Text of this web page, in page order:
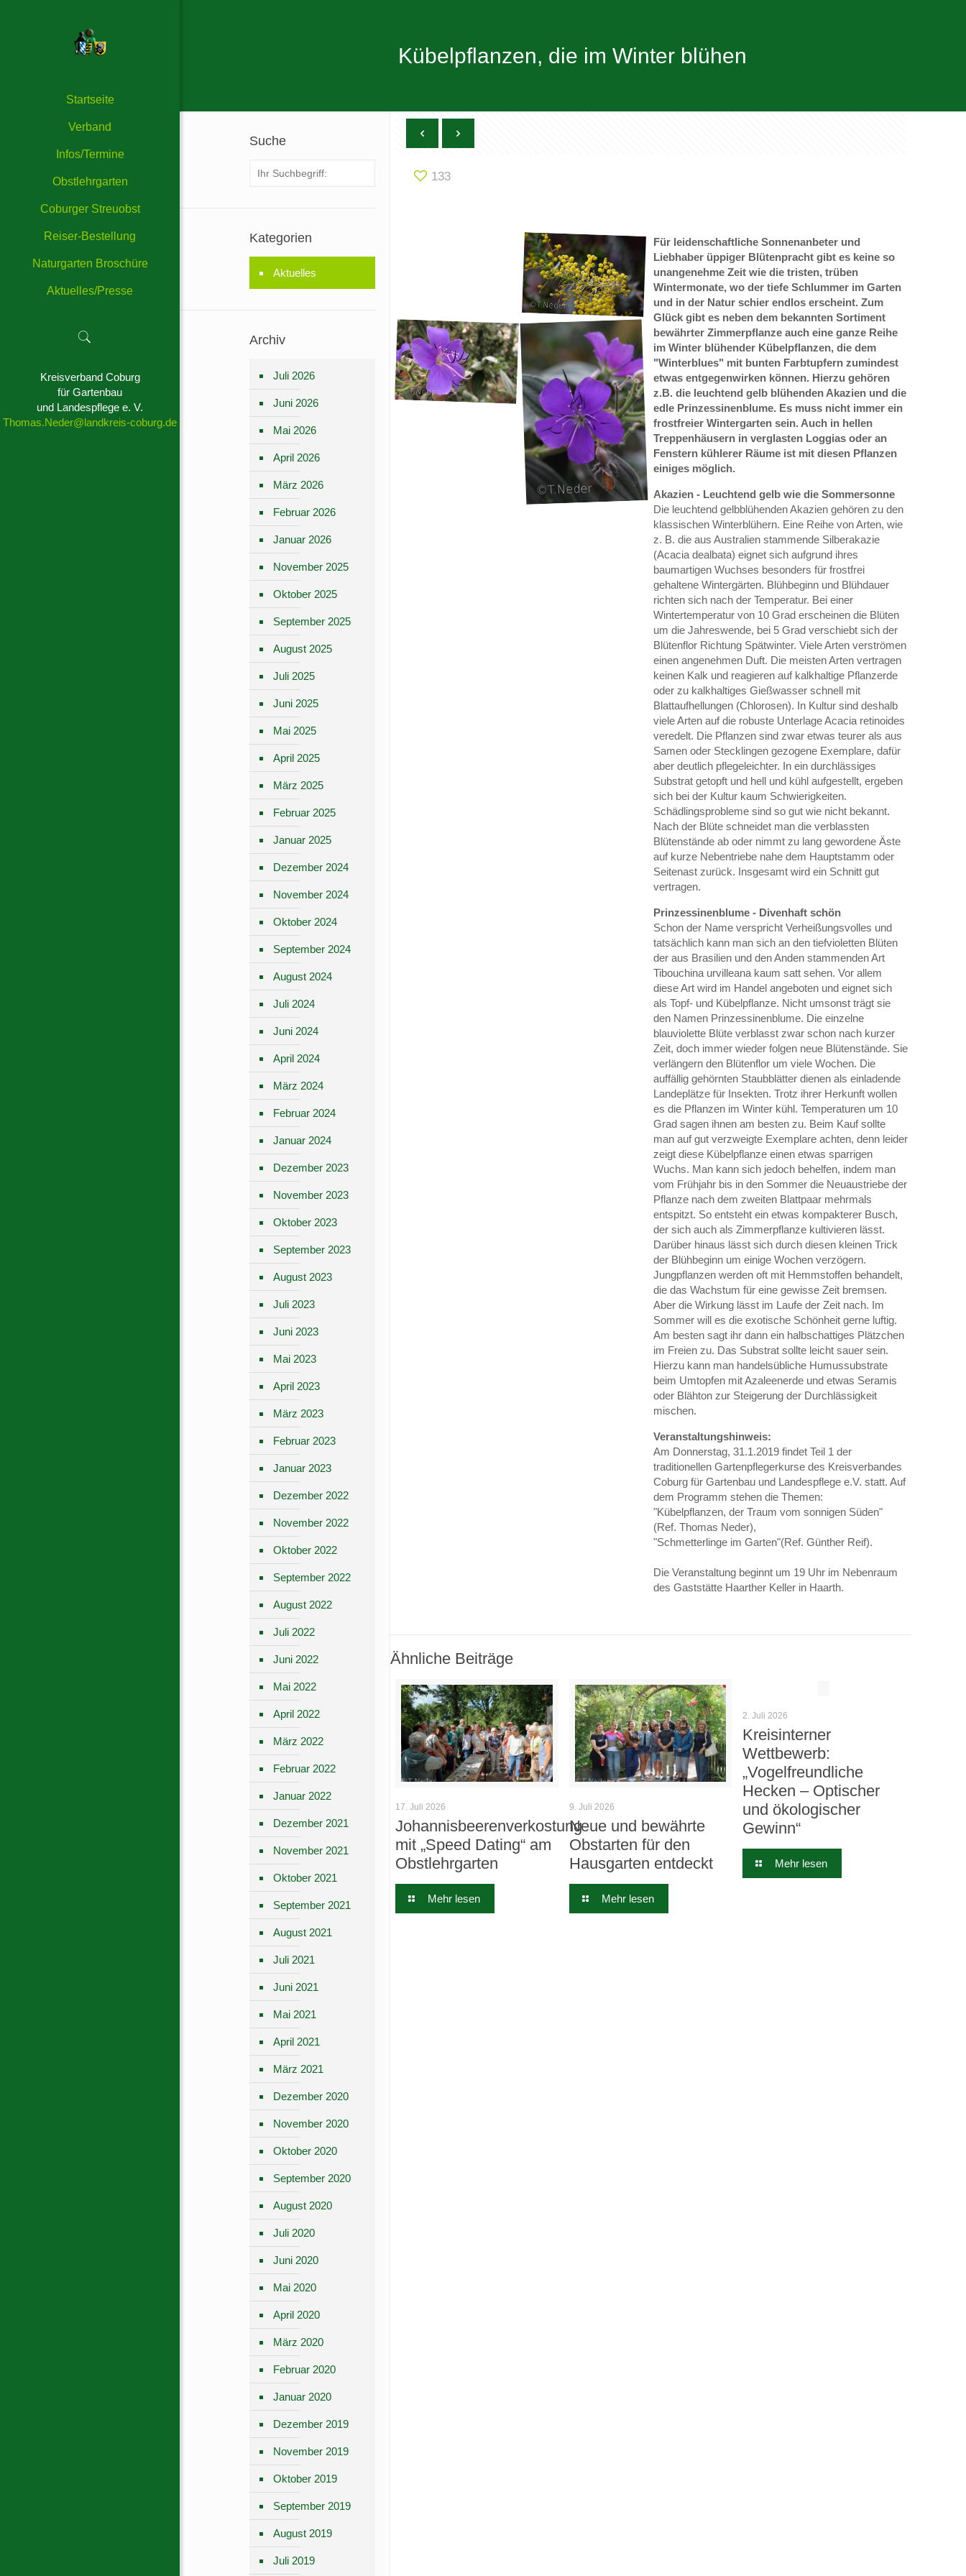
Startseite
Verband
Infos/Termine
Obstlehrgarten
Coburger Streuobst
Reiser-Bestellung
Naturgarten Broschüre
Aktuelles/Presse
Kreisverband Coburg
für Gartenbau
und Landespflege e. V.
Thomas.Neder@landkreis-coburg.de
Kübelpflanzen, die im Winter blühen
133
Für leidenschaftliche Sonnenanbeter und
Liebhaber üppiger Blütenpracht gibt es keine so
unangenehme Zeit wie die tristen, trüben
Wintermonate, wo der tiefe Schlummer im Garten
und in der Natur schier endlos erscheint. Zum
Glück gibt es neben dem bekannten Sortiment
bewährter Zimmerpflanze auch eine ganze Reihe
im Winter blühender Kübelpflanzen, die dem
"Winterblues" mit bunten Farbtupfern zumindest
etwas entgegenwirken können. Hierzu gehören
z.B. die leuchtend gelb blühenden Akazien und die
edle Prinzessinenblume. Es muss nicht immer ein
frostfreier Wintergarten sein. Auch in hellen
Treppenhäusern in verglasten Loggias oder an
Fenstern kühlerer Räume ist mit diesen Pflanzen
einiges möglich.
Akazien - Leuchtend gelb wie die Sommersonne
Die leuchtend gelbblühenden Akazien gehören zu den
klassischen Winterblühern. Eine Reihe von Arten, wie
z. B. die aus Australien stammende Silberakazie
(Acacia dealbata) eignet sich aufgrund ihres
baumartigen Wuchses besonders für frostfrei
gehaltene Wintergärten. Blühbeginn und Blühdauer
richten sich nach der Temperatur. Bei einer
Wintertemperatur von 10 Grad erscheinen die Blüten
um die Jahreswende, bei 5 Grad verschiebt sich der
Blütenflor Richtung Spätwinter. Viele Arten verströmen
einen angenehmen Duft. Die meisten Arten vertragen
keinen Kalk und reagieren auf kalkhaltige Pflanzerde
oder zu kalkhaltiges Gießwasser schnell mit
Blattaufhellungen (Chlorosen). In Kultur sind deshalb
viele Arten auf die robuste Unterlage Acacia retinoides
veredelt. Die Pflanzen sind zwar etwas teurer als aus
Samen oder Stecklingen gezogene Exemplare, dafür
aber deutlich pflegeleichter. In ein durchlässiges
Substrat getopft und hell und kühl aufgestellt, ergeben
sich bei der Kultur kaum Schwierigkeiten.
Schädlingsprobleme sind so gut wie nicht bekannt.
Nach der Blüte schneidet man die verblassten
Blütenstände ab oder nimmt zu lang gewordene Äste
auf kurze Nebentriebe nahe dem Hauptstamm oder
Seitenast zurück. Insgesamt wird ein Schnitt gut
vertragen.
Prinzessinenblume - Divenhaft schön
Schon der Name verspricht Verheißungsvolles und
tatsächlich kann man sich an den tiefvioletten Blüten
der aus Brasilien und den Anden stammenden Art
Tibouchina urvilleana kaum satt sehen. Vor allem
diese Art wird im Handel angeboten und eignet sich
als Topf- und Kübelpflanze. Nicht umsonst trägt sie
den Namen Prinzessinenblume. Die einzelne
blauviolette Blüte verblasst zwar schon nach kurzer
Zeit, doch immer wieder folgen neue Blütenstände. Sie
verlängern den Blütenflor um viele Wochen. Die
auffällig gehörnten Staubblätter dienen als einladende
Landeplätze für Insekten. Trotz ihrer Herkunft wollen
es die Pflanzen im Winter kühl. Temperaturen um 10
Grad sagen ihnen am besten zu. Beim Kauf sollte
man auf gut verzweigte Exemplare achten, denn leider
zeigt diese Kübelpflanze einen etwas sparrigen
Wuchs. Man kann sich jedoch behelfen, indem man
vom Frühjahr bis in den Sommer die Neuaustriebe der
Pflanze nach dem zweiten Blattpaar mehrmals
entspitzt. So entsteht ein etwas kompakterer Busch,
der sich auch als Zimmerpflanze kultivieren lässt.
Darüber hinaus lässt sich durch diesen kleinen Trick
der Blühbeginn um einige Wochen verzögern.
Jungpflanzen werden oft mit Hemmstoffen behandelt,
die das Wachstum für eine gewisse Zeit bremsen.
Aber die Wirkung lässt im Laufe der Zeit nach. Im
Sommer will es die exotische Schönheit gerne luftig.
Am besten sagt ihr dann ein halbschattiges Plätzchen
im Freien zu. Das Substrat sollte leicht sauer sein.
Hierzu kann man handelsübliche Humussubstrate
beim Umtopfen mit Azaleenerde und etwas Seramis
oder Blähton zur Steigerung der Durchlässigkeit
mischen.
Veranstaltungshinweis:
Am Donnerstag, 31.1.2019 findet Teil 1 der
traditionellen Gartenpflegerkurse des Kreisverbandes
Coburg für Gartenbau und Landespflege e.V. statt. Auf
dem Programm stehen die Themen:
"Kübelpflanzen, der Traum vom sonnigen Süden"
(Ref. Thomas Neder),
"Schmetterlinge im Garten"(Ref. Günther Reif).
Die Veranstaltung beginnt um 19 Uhr im Nebenraum
des Gaststätte Haarther Keller in Haarth.
Ähnliche Beiträge
17. Juli 2026
Johannisbeerenverkostung
mit „Speed Dating“ am
Obstlehrgarten
Mehr lesen
9. Juli 2026
Neue und bewährte
Obstarten für den
Hausgarten entdeckt
Mehr lesen
2. Juli 2026
Kreisinterner
Wettbewerb:
„Vogelfreundliche
Hecken – Optischer
und ökologischer
Gewinn“
Mehr lesen
Suche
Kategorien
Aktuelles
Archiv
Juli 2026
Juni 2026
Mai 2026
April 2026
März 2026
Februar 2026
Januar 2026
November 2025
Oktober 2025
September 2025
August 2025
Juli 2025
Juni 2025
Mai 2025
April 2025
März 2025
Februar 2025
Januar 2025
Dezember 2024
November 2024
Oktober 2024
September 2024
August 2024
Juli 2024
Juni 2024
April 2024
März 2024
Februar 2024
Januar 2024
Dezember 2023
November 2023
Oktober 2023
September 2023
August 2023
Juli 2023
Juni 2023
Mai 2023
April 2023
März 2023
Februar 2023
Januar 2023
Dezember 2022
November 2022
Oktober 2022
September 2022
August 2022
Juli 2022
Juni 2022
Mai 2022
April 2022
März 2022
Februar 2022
Januar 2022
Dezember 2021
November 2021
Oktober 2021
September 2021
August 2021
Juli 2021
Juni 2021
Mai 2021
April 2021
März 2021
Dezember 2020
November 2020
Oktober 2020
September 2020
August 2020
Juli 2020
Juni 2020
Mai 2020
April 2020
März 2020
Februar 2020
Januar 2020
Dezember 2019
November 2019
Oktober 2019
September 2019
August 2019
Juli 2019